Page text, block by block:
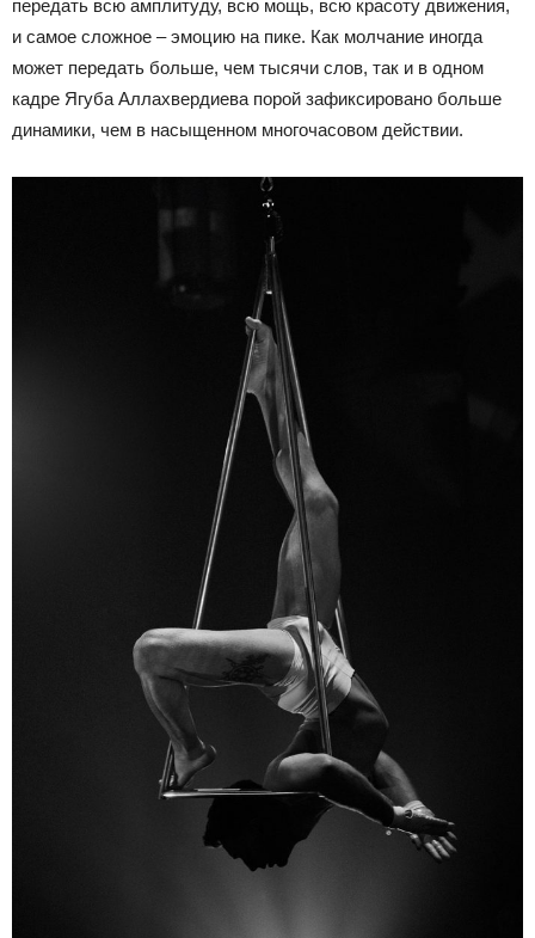
передать всю амплитуду, всю мощь, всю красоту движения,
и самое сложное – эмоцию на пике. Как молчание иногда
может передать больше, чем тысячи слов, так и в одном
кадре Ягуба Аллахвердиева порой зафиксировано больше
динамики, чем в насыщенном многочасовом действии.